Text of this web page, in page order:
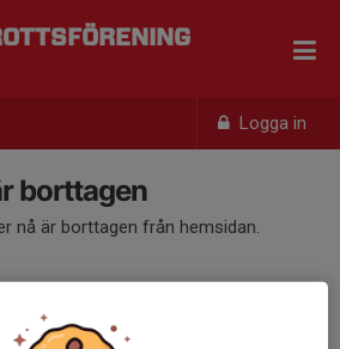
Logga in
borttagen
nå är borttagen från hemsidan.